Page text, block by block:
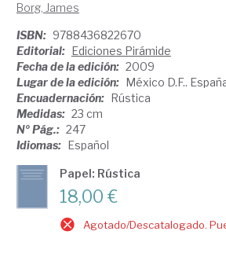
Borg, James
ISBN: 9788436822670
Editorial: Ediciones Pirámide
Fecha de la edición: 2009
Lugar de la edición: México D.F..
Encuadernación: Rústica
Medidas: 23 cm
Nº Pág.: 247
Idiomas: Español
Papel: Rústica
18,00 €
Agotado/Descatalogado.